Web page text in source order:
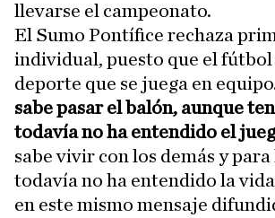
llevarse el campeonato.
El Sumo Pontífice rechaza
individual, puesto que el fútbol
deporte que se juega en
sabe pasar el balón, aunque
todavía no ha entendido el
sabe vivir con los demás y para
todavía no ha entendido la
en este mismo mensaje